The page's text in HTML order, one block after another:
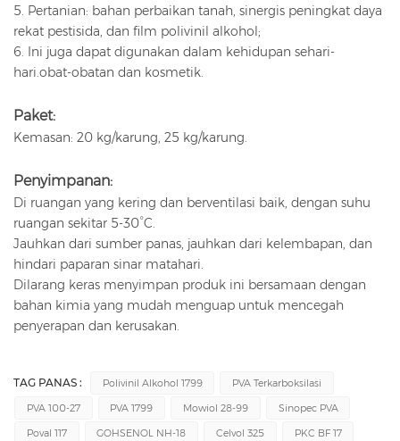
5. Pertanian: bahan perbaikan tanah, sinergis peningkat daya
rekat pestisida, dan film polivinil alkohol;
6. Ini juga dapat digunakan dalam kehidupan sehari-
hari.obat-obatan dan kosmetik.
Paket:
Kemasan: 20 kg/karung, 25 kg/karung.
Penyimpanan:
Di ruangan yang kering dan berventilasi baik, dengan suhu
ruangan sekitar 5-30°C.
Jauhkan dari sumber panas, jauhkan dari kelembapan, dan
hindari paparan sinar matahari.
Dilarang keras menyimpan produk ini bersamaan dengan
bahan kimia yang mudah menguap untuk mencegah
penyerapan dan kerusakan.
TAG PANAS : Polivinil Alkohol 1799
PVA Terkarboksilasi
PVA 100-27
PVA 1799 Mowiol 28-99
Sinopec PVA
Poval 117
GOHSENOL NH-18 Celvol 325 PKC BF 17